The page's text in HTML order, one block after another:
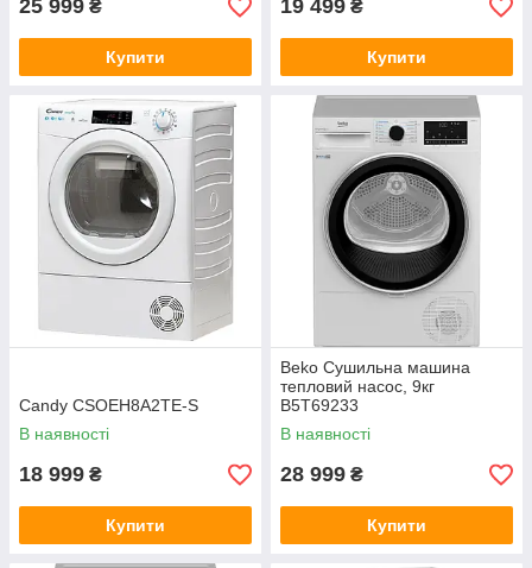
25 999 ₴
Купити
19 499 ₴
Купити
Candy CSOEH8A2TE-S
В наявності
18 999 ₴
Купити
Beko Сушильна машина
тепловий насос, 9кг
B5T69233
В наявності
28 999 ₴
Купити